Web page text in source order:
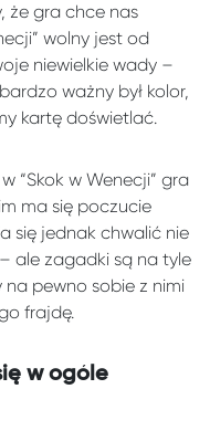
że gra chce nas
wolny jest od
niewielkie wady –
ważny był kolor,
kartę doświetlać.
“Skok w Wenecji” gra
ma się poczucie
się jednak chwalić nie
ale zagadki są na tyle
pewno sobie z nimi
frajdę.
w ogóle